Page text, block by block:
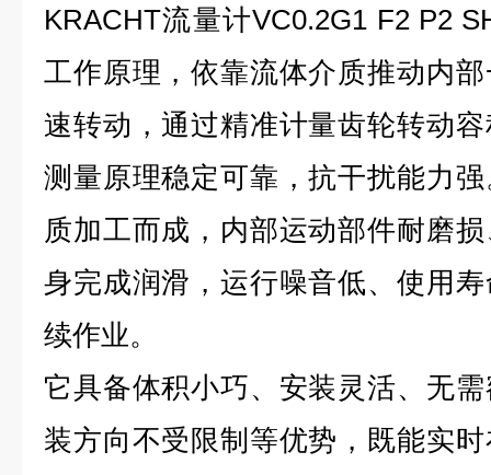
KRACHT流量计VC0.2G1 F2 P2
工作原理，依靠流体介质推动内
速转动，通过精准计量齿轮转动
测量原理稳定可靠，抗干扰能力
质加工而成，内部运动部件耐磨
身完成润滑，运行噪音低、使用
续作业。
它具备体积小巧、安装灵活、无
装方向不受限制等优势，既能实